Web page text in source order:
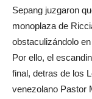
Sepang juzgaron
monoplaza de
obstaculizándolo
Por ello, el
final, detras de los
venezolano Pastor